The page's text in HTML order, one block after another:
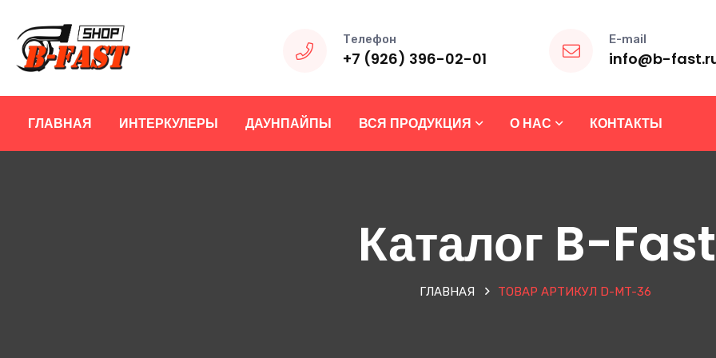
Телефон
+7 (926) 396-02-01
E-mail
info@b-
ГЛАВНАЯ ИНТЕРКУЛЕРЫ ДАУНПАЙПЫ ВСЯ ПРОДУКЦИЯ О НАС КОНТАКТЫ
Каталог B-Fast
ГЛАВНАЯ ТОВАР АРТИКУЛ D-MT-36